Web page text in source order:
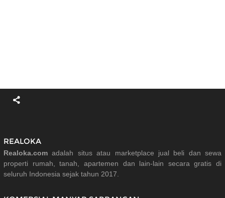
REALOKA
Realoka.com adalah situs atau marketplace jual beli dan sewa
properti rumah, tanah, apartemen dan lain-lain secara gratis di
seluruh Indonesia sejak tahun 2017.